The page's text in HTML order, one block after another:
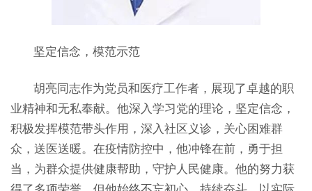
坚定信念，模范示范
胡亮同志作为党员和医疗工作者，展现了卓越的职
业精神和无私奉献。他深入学习党的理论，坚定信念，
积极发挥模范带头作用，深入社区义诊，关心困难群
众，送医送暖。在疫情防控中，他冲锋在前，勇于担
当，为群众提供健康帮助，守护人民健康。他的努力获